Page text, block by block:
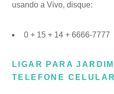
usando a Vivo, disque:
0 + 15 + 14 + 6666-7777
LIGAR PARA
TELEFONE CELULAR